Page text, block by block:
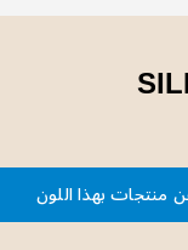
منتجات بهذا اللون